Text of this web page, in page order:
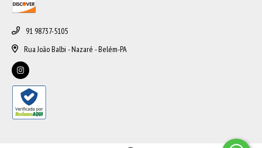
91 98737-5105
Rua João Balbi - Nazaré - Belém-PA